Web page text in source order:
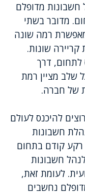
חשבונות מדופלם
מדובר בשתי
רמה שונה
שונות.
שהיא בסיס לתחום, דרך
שלב מציין רמת
של חברה.
להיכנס לעולם
חשבונות
דורש רקע קודם בתחום
חשבונות
לעומת זאת,
נחשבים